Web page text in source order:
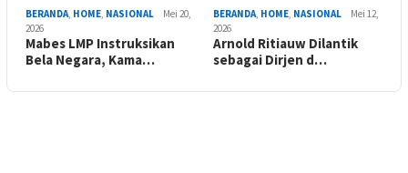
BERANDA, HOME, NASIONAL
Mei 20,
2026
Mabes LMP Instruksikan
Bela Negara, Kama…
BERANDA, HOME, NASIONAL
Mei 12,
2026
Arnold Ritiauw Dilantik
sebagai Dirjen d…